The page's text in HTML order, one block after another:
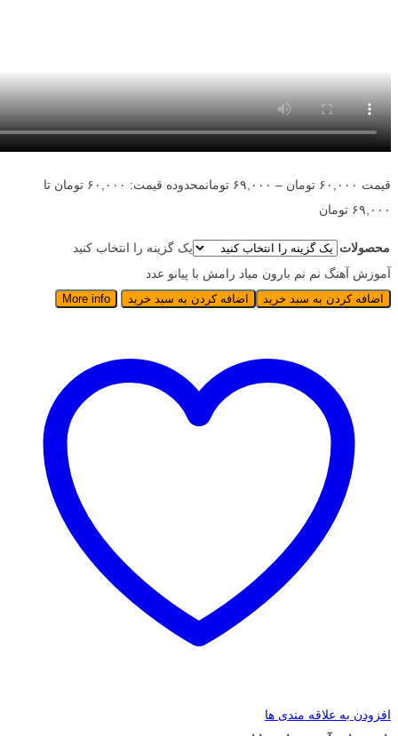
قیمت ۶۰,۰۰۰ تومان – ۶۹,۰۰۰ تومان
محدوده قیمت: ۶۰,۰۰۰ تومان تا
۶۹,۰۰۰ تومان
محصولات
یک گزینه را انتخاب کنید
آموزش آهنگ نم نم بارون میاد رامش با پیانو عدد
اضافه کردن به سبد خرید اضافه کردن به سبد خرید More info
افزودن به علاقه مندی ها